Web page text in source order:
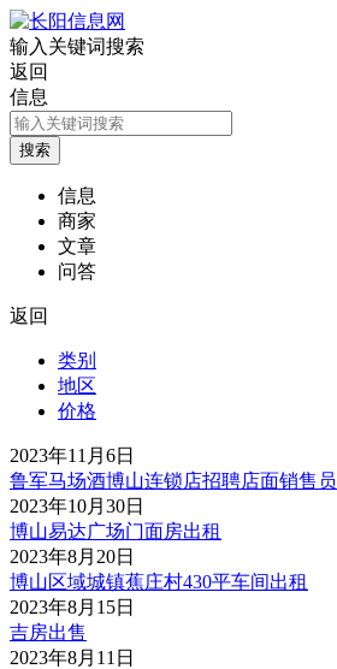
输入关键词搜索
返回
信息
信息
商家
文章
问答
返回
类别
地区
价格
2023年11月6日
鲁军马场酒博山连锁店招聘店面销售员
2023年10月30日
博山易达广场门面房出租
2023年8月20日
博山区域城镇蕉庄村430平车间出租
2023年8月15日
吉房出售
2023年8月11日